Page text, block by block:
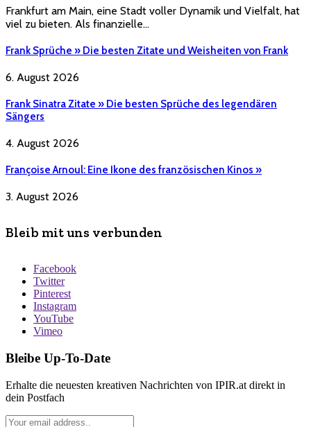
Frankfurt am Main, eine Stadt voller Dynamik und Vielfalt, hat
viel zu bieten. Als finanzielle…
Frank Sprüche » Die besten Zitate und Weisheiten von Frank
6. August 2026
Frank Sinatra Zitate » Die besten Sprüche des legendären
Sängers
4. August 2026
Françoise Arnoul: Eine Ikone des französischen Kinos »
3. August 2026
Bleib mit uns verbunden
Facebook
Twitter
Pinterest
Instagram
YouTube
Vimeo
Bleibe Up-To-Date
Erhalte die neuesten kreativen Nachrichten von IPIR.at direkt in
dein Postfach